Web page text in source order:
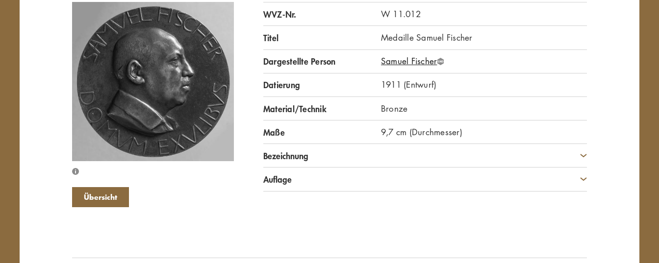
Übersicht schließen
Übersicht
WVZ-Nr. W 11.012
Titel Medaille Samuel Fischer
Dargestellte Person Samuel FischerG
N
Datierung 1911 (Entwurf)
Material/Technik Bronze
Maße 9,7 cm (Durchmesser)
Bezeichnung
Auflage